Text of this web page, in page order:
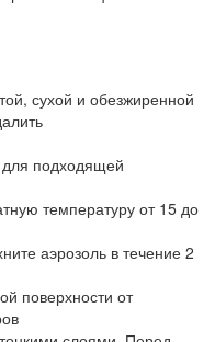
сухой и обезжиренной
для подходящей
температуру от 15 до
аэрозоль в течение 2
поверхности от